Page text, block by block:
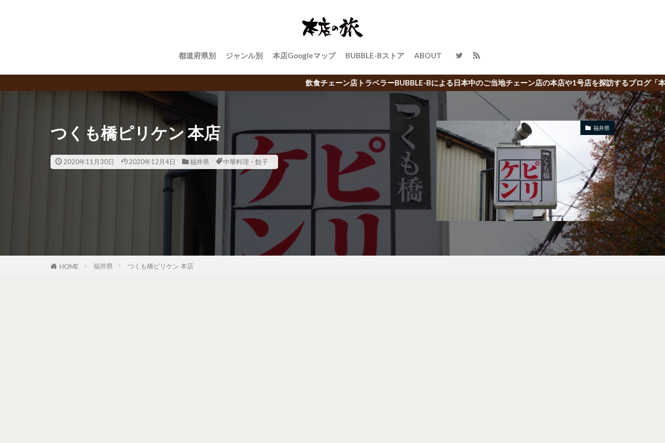
都道府県別 ジャンル別 本店Googleマップ BUBBLE-Bストア ABOUT
飲食チェーン店トラベラーBUBBLE-Bによる日本中のご当地チェーン店の本店や1号店を探訪するブログ「本店の旅」
つくも橋ピリケン 本店
2020年11月30日 2020年12月4日 福井県 中華料理・餃子
福井県
HOME 福井県 つくも橋ピリケン 本店